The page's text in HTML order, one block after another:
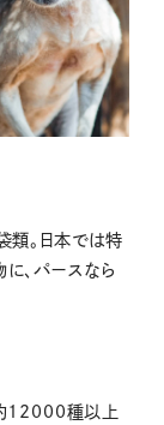
類。日本では特
、パースなら
約12000種以上